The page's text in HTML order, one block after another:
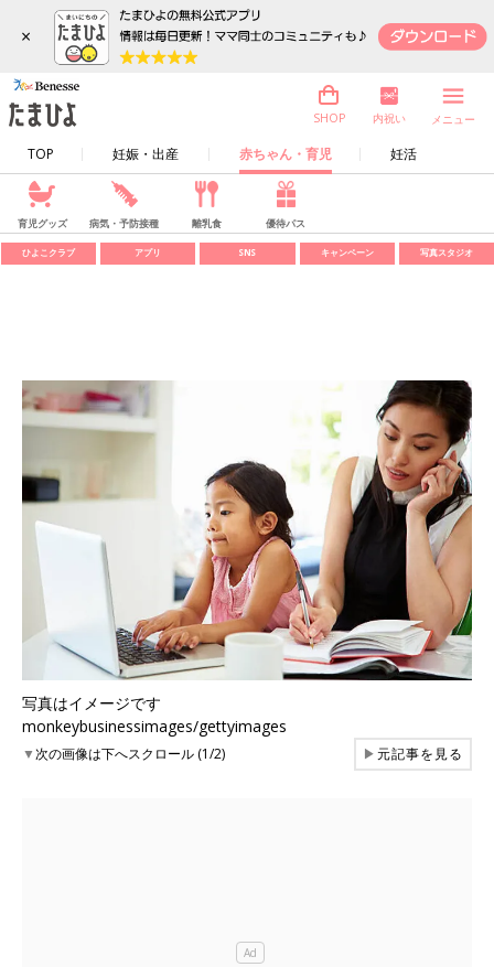
×
TOP 妊娠・出産 赤ちゃん・育児 妊活
SHOP 内祝い メニュー
育児グッズ 病気・予防接種 離乳食 優待パス
ひよこクラブ アプリ SNS キャンペーン 写真スタジオ
写真はイメージです
monkeybusinessimages/gettyimages
▼次の画像は下へスクロール (1/2) ▶元記事を見る